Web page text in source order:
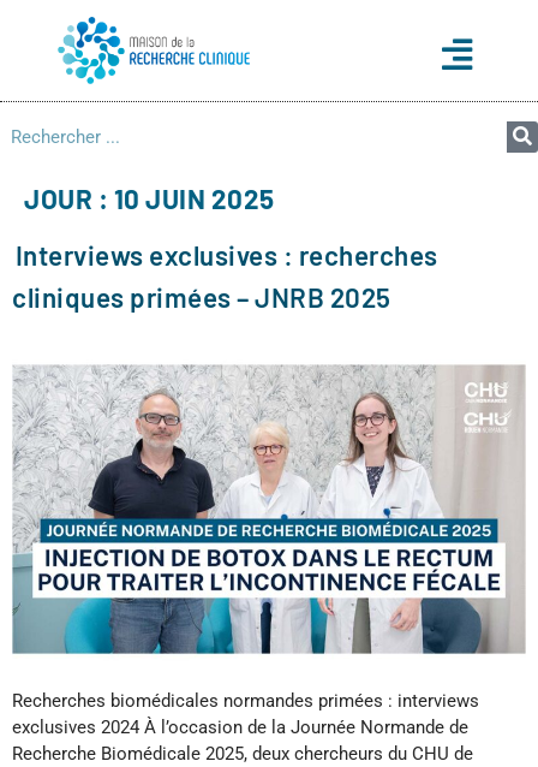
JOUR : 10 JUIN 2025
Interviews exclusives : recherches
cliniques primées – JNRB 2025
Recherches biomédicales normandes primées : interviews
exclusives 2024 À l’occasion de la Journée Normande de
Recherche Biomédicale 2025, deux chercheurs du CHU de